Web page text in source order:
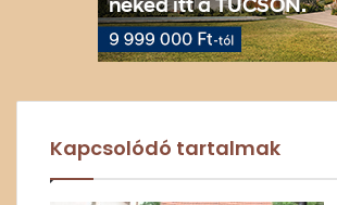
Kapcsolódó tartalmak